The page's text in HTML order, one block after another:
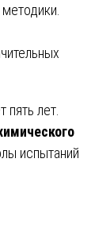
пять лет.
испытаний